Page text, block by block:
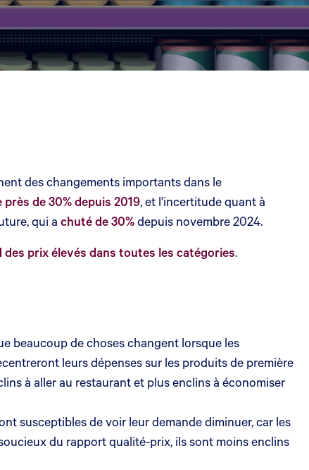
des changements importants dans le
de 30% depuis 2019, et l'incertitude quant à
qui a chuté de 30%depuis novembre 2024.
prix élevés dans toutes les catégories.
beaucoup de choses changent lorsque les
leurs dépenses sur les produits de première
à aller au restaurant et plus enclins à économiser
susceptibles de voir leur demande diminuer, car les
du rapport qualité-prix, ils sont moins enclins